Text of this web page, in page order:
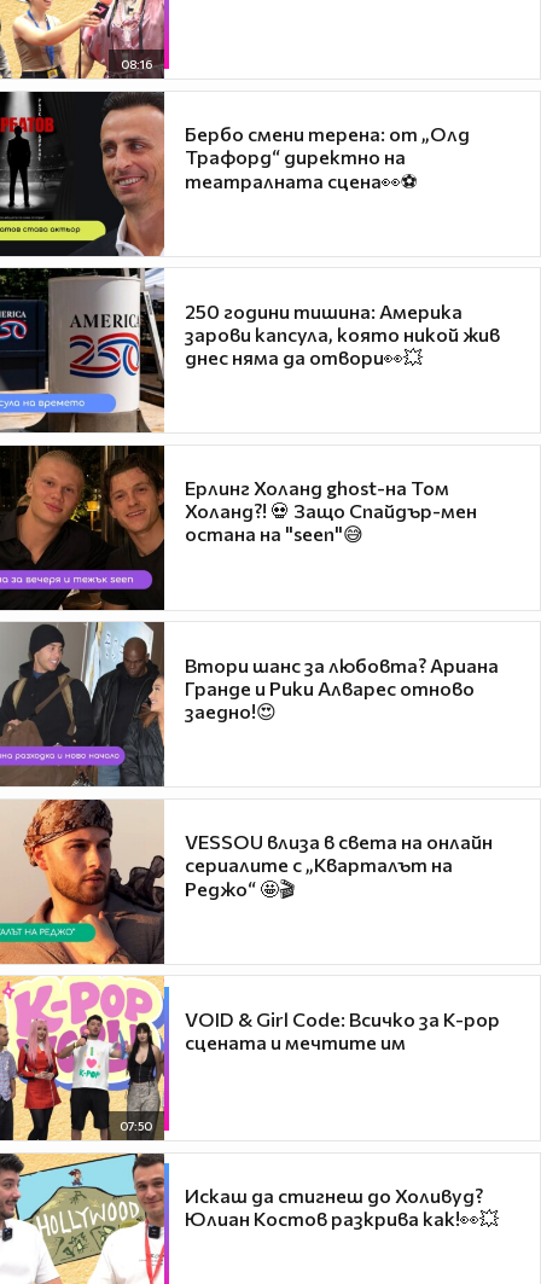
08:16
Бербо смени терена: от „Олд
Трафорд“ директно на
театралната сцена👀⚽
250 години тишина: Америка
зарови капсула, която никой жив
днес няма да отвори👀💥
Ерлинг Холанд ghost-на Том
Холанд?! 💀 Защо Спайдър-мен
остана на "seen"😅
Втори шанс за любовта? Ариана
Гранде и Рики Алварес отново
заедно!😍
VESSOU влиза в света на онлайн
сериалите с „Кварталът на
Реджо“ 🤩🎬
07:50
VOID & Girl Code: Всичко за K-pop
сцената и мечтите им
Искаш да стигнеш до Холивуд?
Юлиан Костов разкрива как!👀💥